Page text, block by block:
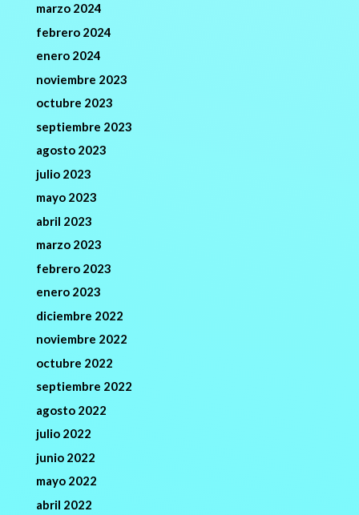
marzo 2024
febrero 2024
enero 2024
noviembre 2023
octubre 2023
septiembre 2023
agosto 2023
julio 2023
mayo 2023
abril 2023
marzo 2023
febrero 2023
enero 2023
diciembre 2022
noviembre 2022
octubre 2022
septiembre 2022
agosto 2022
julio 2022
junio 2022
mayo 2022
abril 2022